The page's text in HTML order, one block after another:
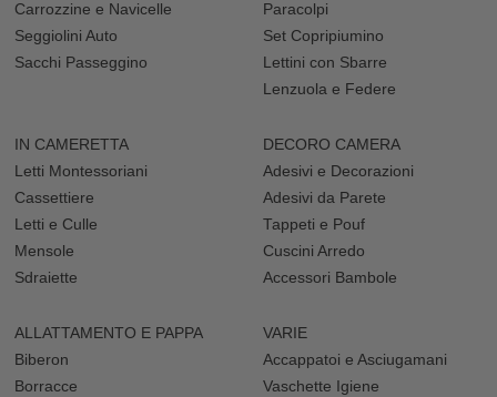
Carrozzine e Navicelle
Seggiolini Auto
Sacchi Passeggino
Paracolpi
Set Copripiumino
Lettini con Sbarre
Lenzuola e Federe
IN CAMERETTA
Letti Montessoriani
Cassettiere
Letti e Culle
Mensole
Sdraiette
DECORO CAMERA
Adesivi e Decorazioni
Adesivi da Parete
Tappeti e Pouf
Cuscini Arredo
Accessori Bambole
ALLATTAMENTO E PAPPA
Biberon
Borracce
VARIE
Accappatoi e Asciugamani
Vaschette Igiene